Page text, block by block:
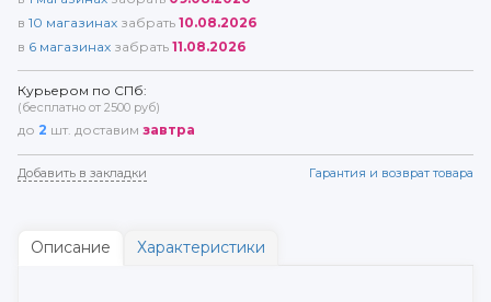
в 10 магазинах забрать 10.08.2026
в 6 магазинах забрать 11.08.2026
Курьером по СПб:
(бесплатно от 2500 руб)
до 2 шт. доставим завтра
Добавить в закладки Гарантия и возврат товара
Описание Характеристики